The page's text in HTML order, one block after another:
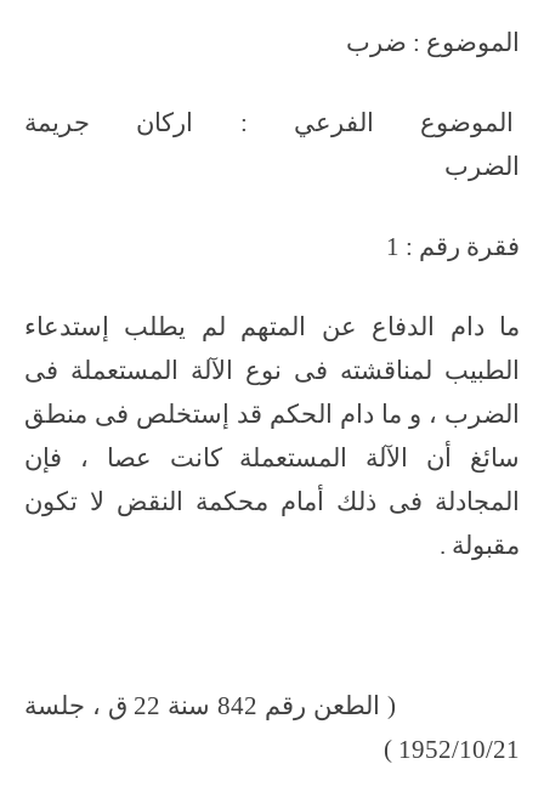
الموضوع : ضرب
الموضوع الفرعي : اركان جريمة
الضرب
فقرة رقم : 1
ما دام الدفاع عن المتهم لم يطلب إستدعاء
الطبيب لمناقشته فى نوع الآلة المستعملة فى
الضرب ، و ما دام الحكم قد إستخلص فى منطق
سائغ أن الآلة المستعملة كانت عصا ، فإن
المجادلة فى ذلك أمام محكمة النقض لا تكون
مقبولة .
( الطعن رقم 842 سنة 22 ق ، جلسة
1952/10/21 )